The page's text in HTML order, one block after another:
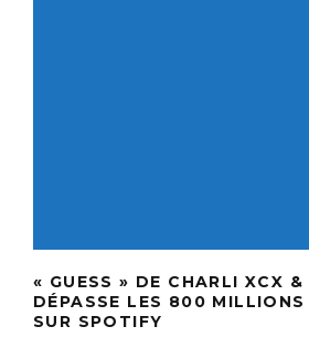
« GUESS » DE CHARLI XCX
DÉPASSE LES 800 MILLIONS
SUR SPOTIFY